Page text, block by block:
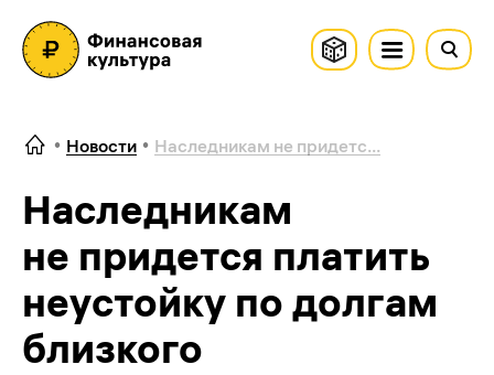
Новости Наследникам не придетс...
Наследникам
не придется платить
неустойку по долгам
близкого